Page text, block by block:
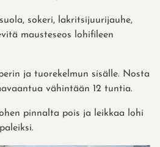
sokeri, lakritsijuurijauhe,
mausteseos lohifileen
ja tuorekelmun sisälle. Nosta
vähintään 12 tuntia.
pinnalta pois ja leikkaa lohi